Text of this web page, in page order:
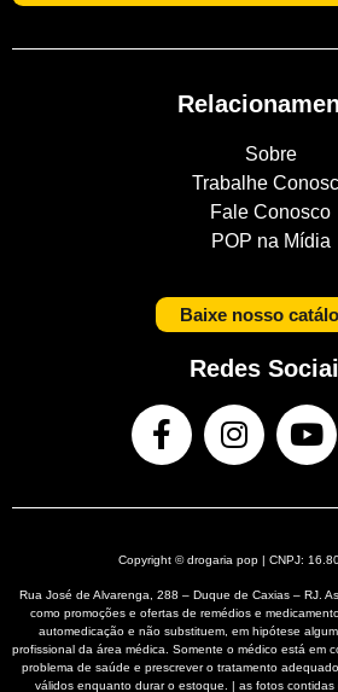
Sobre
Trabalhe
Fale Conosco
POP na Mídia
Baixe nosso
Redes
Copyright © drogaria pop | CNPJ:
Rua José de Alvarenga, 288 – Duque de Caxias – RJ.
como promoções e ofertas de remédios e
automedicação e não substituem, em hipótese
profissional da área médica. Somente o médico está em
problema de saúde e prescrever o tratamento
válidos enquanto durar o estoque. | as fotos contidas